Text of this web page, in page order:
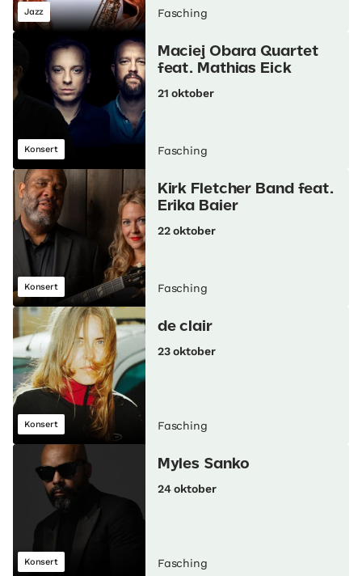
Jazz Fasching
Konsert
Maciej Obara Quartet
feat. Mathias Eick
21 oktober
Fasching
Konsert
Kirk Fletcher Band feat.
Erika Baier
22 oktober
Fasching
Konsert
de clair
23 oktober
Fasching
Konsert
Myles Sanko
24 oktober
Fasching